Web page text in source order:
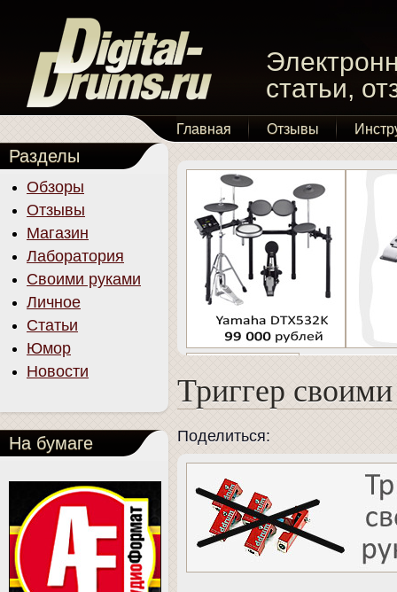
статьи,
Главная Отзывы
Триггер
Поделиться:
Разделы
Обзоры
Отзывы
Магазин
Лаборатория
Своими руками
Личное
Статьи
Юмор
Новости
На бумаге